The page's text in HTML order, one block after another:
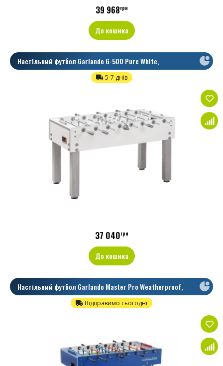
39 968грн
До кошика
Настільний футбол Garlando G-500 Pure White,
5-7 днів
37 040грн
До кошика
Настільний футбол Garlando Master Pro Weatherproof,
Відправимо сьогодні